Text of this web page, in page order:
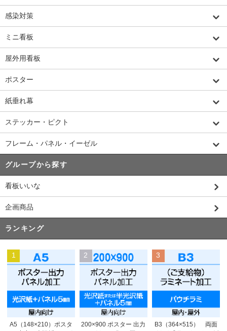
感染対策
ミニ看板
屋外用看板
ポスター
紙垂れ幕
ステッカー・ピクト
フレーム・パネル・イーゼル
グループから探す
看板いいな
企画商品
ランキング
1
A5（148×210）ポスタ
2
200×900 ポスター 出力
3
B3（364×515） 両面